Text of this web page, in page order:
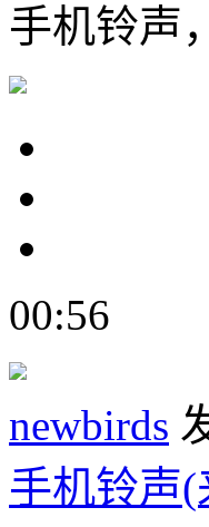
手机铃声
00:56
newbirds
手机铃声